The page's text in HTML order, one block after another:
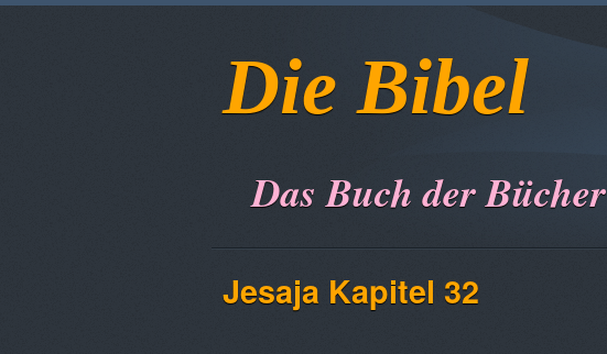
Die Bibel
Das Buch der Bücher
Jesaja Kapitel 32